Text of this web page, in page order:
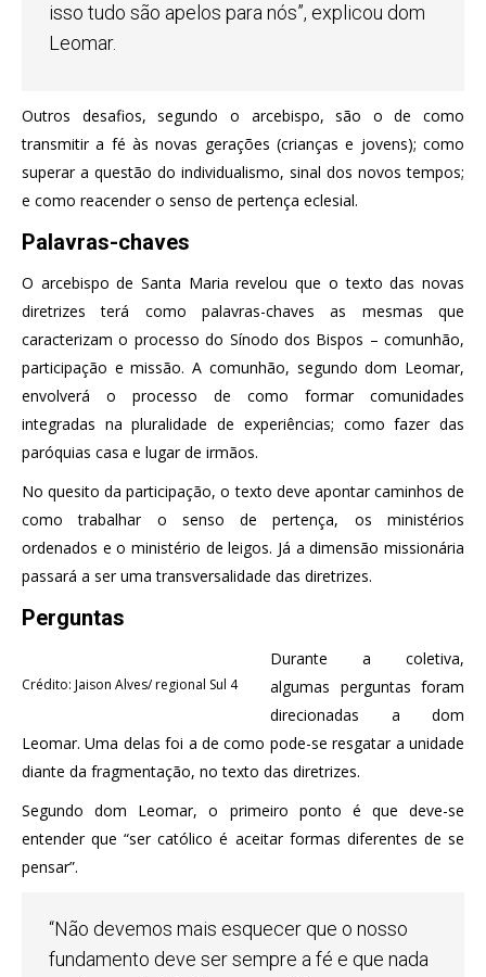
isso tudo são apelos para nós”, explicou dom
Leomar.
Outros desafios, segundo o arcebispo, são o de como
transmitir a fé às novas gerações (crianças e jovens); como
superar a questão do individualismo, sinal dos novos tempos;
e como reacender o senso de pertença eclesial.
Palavras-chaves
O arcebispo de Santa Maria revelou que o texto das novas
diretrizes terá como palavras-chaves as mesmas que
caracterizam o processo do Sínodo dos Bispos – comunhão,
participação e missão. A comunhão, segundo dom Leomar,
envolverá o processo de como formar comunidades
integradas na pluralidade de experiências; como fazer das
paróquias casa e lugar de irmãos.
No quesito da participação, o texto deve apontar caminhos de
como trabalhar o senso de pertença, os ministérios
ordenados e o ministério de leigos. Já a dimensão missionária
passará a ser uma transversalidade das diretrizes.
Perguntas
Crédito: Jaison Alves/ regional Sul 4
Durante a coletiva,
algumas perguntas foram
direcionadas a dom
Leomar. Uma delas foi a de como pode-se resgatar a unidade
diante da fragmentação, no texto das diretrizes.
Segundo dom Leomar, o primeiro ponto é que deve-se
entender que “ser católico é aceitar formas diferentes de se
pensar”.
“Não devemos mais esquecer que o nosso
fundamento deve ser sempre a fé e que nada